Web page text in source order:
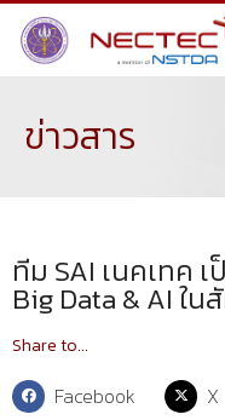
ข่าวสาร
ทีม SAI เนคเทค
Big Data & AI ใ
Share to...
Facebook X